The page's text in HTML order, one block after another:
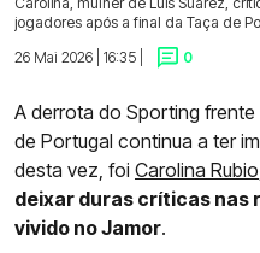
jogadores após a final da Taça de
26 Mai 2026 | 16:35 |
0
A derrota do Sporting
de Portugal continua a ter
desta vez, foi Carolina Rubio
deixar duras críticas nas
vivido no Jamor.